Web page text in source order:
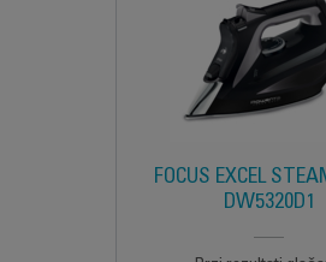
FOCUS EXCEL
DW5320D1